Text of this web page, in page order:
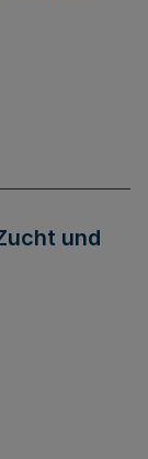
und